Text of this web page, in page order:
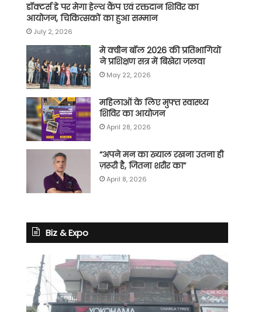
डॉक्टर्स डे पर मेगा हेल्थ कैंप एवं रक्तदान शिविर का
आयोजन, चिकित्सकों का हुआ सम्मान
July 2, 2026
मे क्वीन बॉल 2026 की प्रतिभागियों
ने प्रशिक्षण सत्र में बिखेरा जलवा
May 22, 2026
महिलाओं के लिए मुफ्त स्वास्थ्य
शिविर का आयोजन
April 28, 2026
“अपने मन का ख्याल रखना उतना ही
ज़रूरी है, जितना शरीर का”
April 8, 2026
Biz & Expo